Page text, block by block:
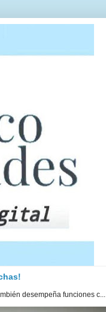
desempeña funciones c...